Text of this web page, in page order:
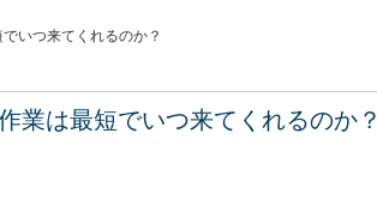
いつ来てくれるのか？
業は最短でいつ来てくれるのか？